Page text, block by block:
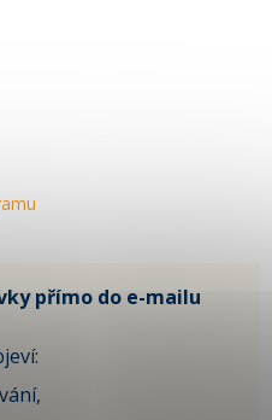
přímo do e-mailu